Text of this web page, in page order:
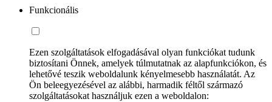
Funkcionális
Ezen szolgáltatások elfogadásával olyan funkciókat tudunk
biztosítani Önnek, amelyek túlmutatnak az alapfunkciókon, és
lehetővé teszik weboldalunk kényelmesebb használatát. Az
Ön beleegyezésével az alábbi, harmadik féltől származó
szolgáltatásokat használjuk ezen a weboldalon: